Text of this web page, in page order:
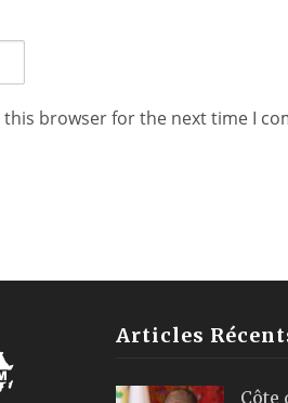
this browser for the next time I
Articles
Côte